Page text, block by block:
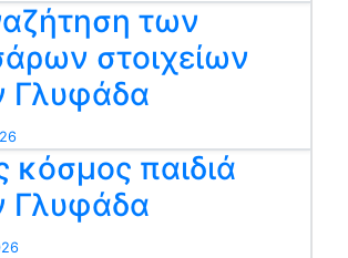
των
στοιχείων
Γλυφάδα
κόσμος παιδιά
Γλυφάδα